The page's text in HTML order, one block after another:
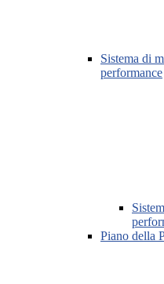
Sistema di
performance
Piano della